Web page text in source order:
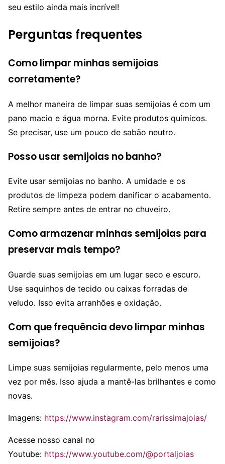
seu estilo ainda mais incrível!
Perguntas frequentes
Como limpar minhas semijoias
corretamente?
A melhor maneira de limpar suas semijoias é com um
pano macio e água morna. Evite produtos químicos.
Se precisar, use um pouco de sabão neutro.
Posso usar semijoias no banho?
Evite usar semijoias no banho. A umidade e os
produtos de limpeza podem danificar o acabamento.
Retire sempre antes de entrar no chuveiro.
Como armazenar minhas semijoias para
preservar mais tempo?
Guarde suas semijoias em um lugar seco e escuro.
Use saquinhos de tecido ou caixas forradas de
veludo. Isso evita arranhões e oxidação.
Com que frequência devo limpar minhas
semijoias?
Limpe suas semijoias regularmente, pelo menos uma
vez por mês. Isso ajuda a mantê-las brilhantes e como
novas.
Imagens: https://www.instagram.com/rarissimajoias/
Acesse nosso canal no
Youtube: https://www.youtube.com/@portaljoias